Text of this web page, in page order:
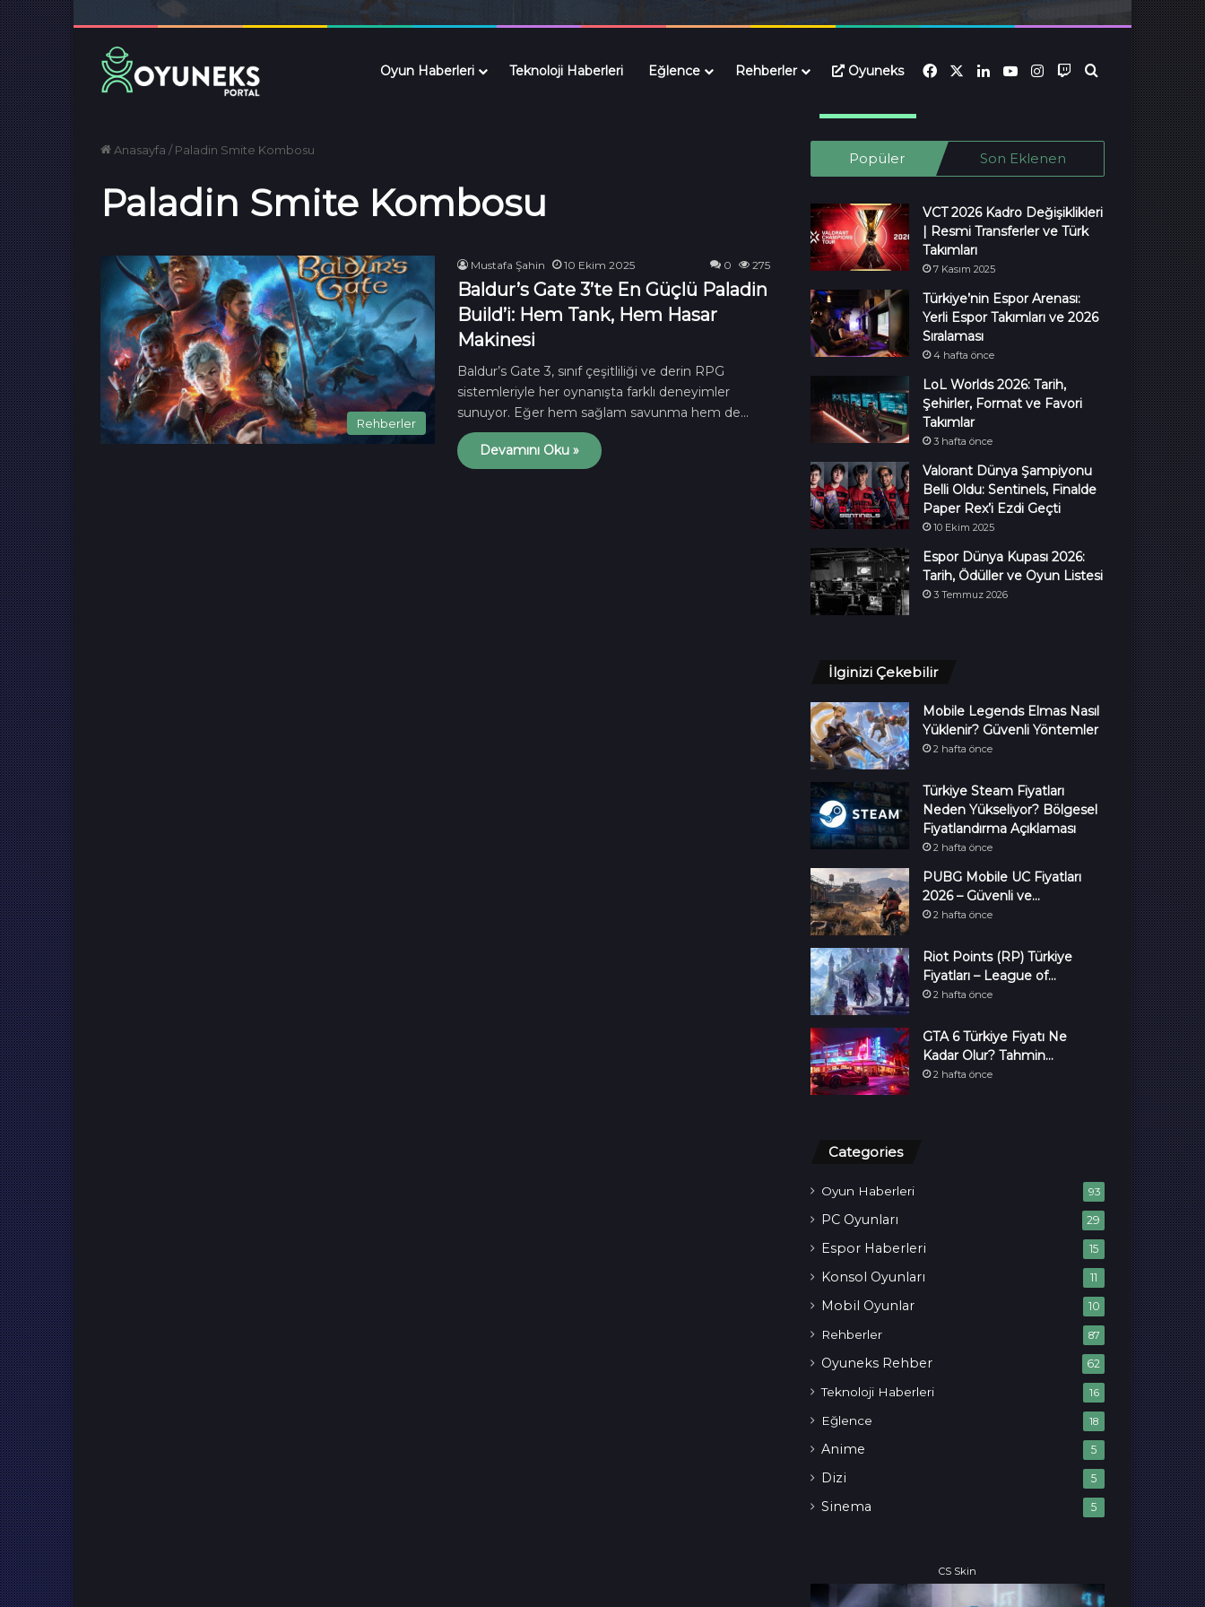
Oyun Haberleri Teknoloji Haberleri Eğlence Rehberler Oyuneks FacebookLinkedInYouTubeInstagram
Twitch
Anasayfa / Paladin Smite Kombosu
Paladin Smite Kombosu
Rehberler
Mustafa Şahin 10 Ekim 2025 0 275
Baldur’s Gate 3’te En Güçlü Paladin
Build’i: Hem Tank, Hem Hasar
Makinesi
Baldur’s Gate 3, sınıf çeşitliliği ve derin RPG
sistemleriyle her oynanışta farklı deneyimler
sunuyor. Eğer hem sağlam savunma hem de…
Devamını Oku »
Popüler Son Eklenen
VCT 2026 Kadro Değişiklikleri
| Resmi Transferler ve Türk
Takımları
7 Kasım 2025
Türkiye’nin Espor Arenası:
Yerli Espor Takımları ve 2026
Sıralaması
4 hafta önce
LoL Worlds 2026: Tarih,
Şehirler, Format ve Favori
Takımlar
3 hafta önce
Valorant Dünya Şampiyonu
Belli Oldu: Sentinels, Finalde
Paper Rex’i Ezdi Geçti
10 Ekim 2025
Espor Dünya Kupası 2026:
Tarih, Ödüller ve Oyun Listesi
3 Temmuz 2026
İlginizi Çekebilir
Mobile Legends Elmas Nasıl
Yüklenir? Güvenli Yöntemler
2 hafta önce
Türkiye Steam Fiyatları
Neden Yükseliyor? Bölgesel
Fiyatlandırma Açıklaması
2 hafta önce
PUBG Mobile UC Fiyatları
2026 – Güvenli ve…
2 hafta önce
Riot Points (RP) Türkiye
Fiyatları – League of…
2 hafta önce
GTA 6 Türkiye Fiyatı Ne
Kadar Olur? Tahmin…
2 hafta önce
Categories
Oyun Haberleri 93
PC Oyunları 29
Espor Haberleri 15
Konsol Oyunları 11
Mobil Oyunlar 10
Rehberler 87
Oyuneks Rehber 62
Teknoloji Haberleri 16
Eğlence 18
Anime 5
Dizi 5
Sinema 5
CS Skin